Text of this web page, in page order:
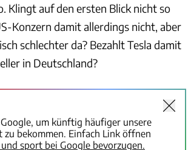
Klingt auf den ersten Blick nicht so
Konzern damit allerdings nicht, aber
schlechter da? Bezahlt Tesla damit
in Deutschland?
um künftig häufiger unsere
bekommen. Einfach Link öffnen
sport bei Google bevorzugen.